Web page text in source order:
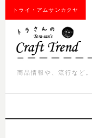
トライ・アムサンカクヤ
商品情報や、流行など